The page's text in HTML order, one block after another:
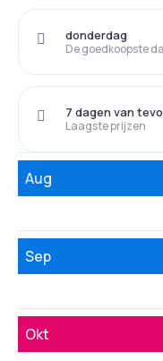
De goedkoopste
donderdag
Laagste prijzen
7 dagen van
Aug
Sep
Okt